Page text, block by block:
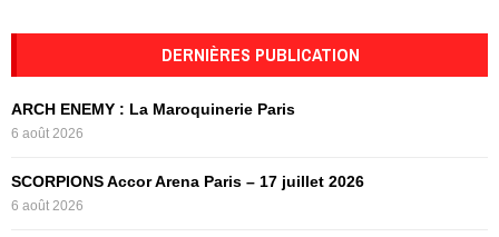
o
r
DERNIÈRES PUBLICATION
ARCH ENEMY : La Maroquinerie Paris
6 août 2026
SCORPIONS Accor Arena Paris – 17 juillet 2026
6 août 2026